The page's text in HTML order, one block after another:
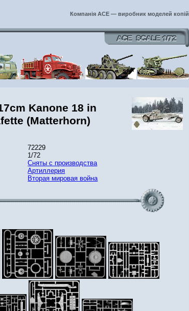
Компанія ACE — виробник моделей копій
Kanone 18 in
(Matterhorn)
72229
1/72
Сняты с производства
Артиллерия
Вторая мировая война